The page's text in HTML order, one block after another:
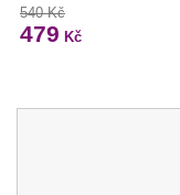
540 Kč
479 Kč